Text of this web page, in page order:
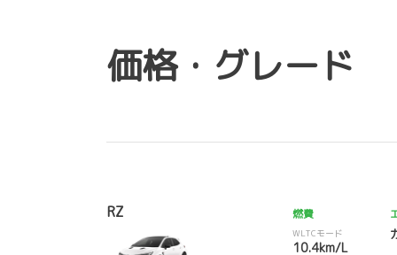
価格・グレード
RZ 燃費
WLTCモード
10.4km/L